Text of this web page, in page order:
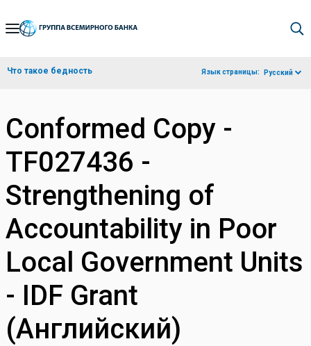
Skip
Navigation
Что такое бедность Язык страницы: Русский
Conformed Copy -
TF027436 -
Strengthening of
Accountability in Poor
Local Government Units
- IDF Grant
(Английский)